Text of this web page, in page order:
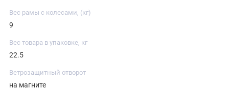
Вес рамы с колесами, (кг)
9
Вес товара в упаковке, кг
22.5
Ветрозащитный отворот
на магните